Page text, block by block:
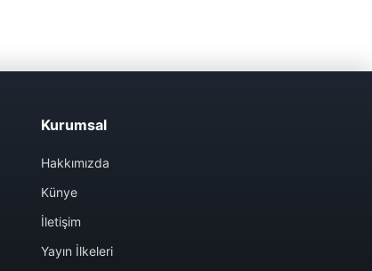
Kurumsal
Hakkımızda
Künye
İletişim
Yayın İlkeleri